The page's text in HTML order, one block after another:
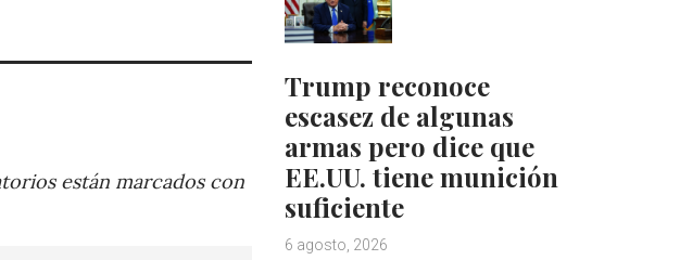
están marcados con
Trump reconoce
escasez de algunas
armas pero dice que
EE.UU. tiene munición
suficiente
6 agosto, 2026